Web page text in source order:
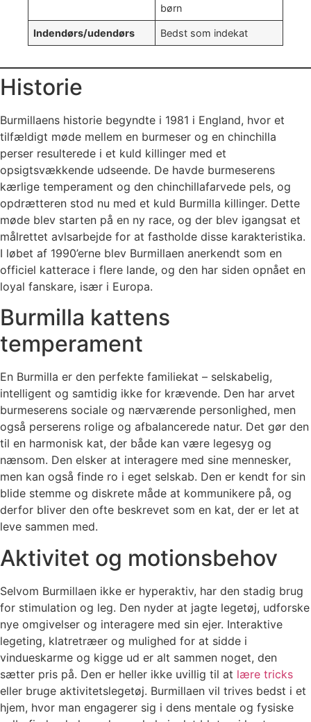
børn
Indendørs/udendørs Bedst som indekat
Historie
Burmillaens historie begyndte i 1981 i England, hvor et
tilfældigt møde mellem en burmeser og en chinchilla
perser resulterede i et kuld killinger med et
opsigtsvækkende udseende. De havde burmeserens
kærlige temperament og den chinchillafarvede pels, og
opdrætteren stod nu med et kuld Burmilla killinger. Dette
møde blev starten på en ny race, og der blev igangsat et
målrettet avlsarbejde for at fastholde disse karakteristika.
I løbet af 1990’erne blev Burmillaen anerkendt som en
officiel katterace i flere lande, og den har siden opnået en
loyal fanskare, især i Europa.
Burmilla kattens
temperament
En Burmilla er den perfekte familiekat – selskabelig,
intelligent og samtidig ikke for krævende. Den har arvet
burmeserens sociale og nærværende personlighed, men
også perserens rolige og afbalancerede natur. Det gør den
til en harmonisk kat, der både kan være legesyg og
nænsom. Den elsker at interagere med sine mennesker,
men kan også finde ro i eget selskab. Den er kendt for sin
blide stemme og diskrete måde at kommunikere på, og
derfor bliver den ofte beskrevet som en kat, der er let at
leve sammen med.
Aktivitet og motionsbehov
Selvom Burmillaen ikke er hyperaktiv, har den stadig brug
for stimulation og leg. Den nyder at jagte legetøj, udforske
nye omgivelser og interagere med sin ejer. Interaktive
legeting, klatretræer og mulighed for at sidde i
vindueskarme og kigge ud er alt sammen noget, den
sætter pris på. Den er heller ikke uvillig til at lære tricks
eller bruge aktivitetslegetøj. Burmillaen vil trives bedst i et
hjem, hvor man engagerer sig i dens mentale og fysiske